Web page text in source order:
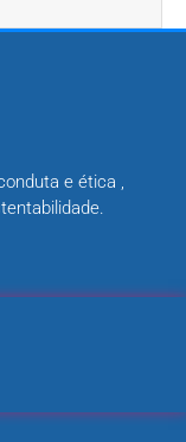
e ética ,